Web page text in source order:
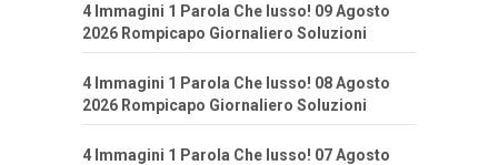
4 Immagini 1 Parola Che lusso! 09 Agosto
2026 Rompicapo Giornaliero Soluzioni
4 Immagini 1 Parola Che lusso! 08 Agosto
2026 Rompicapo Giornaliero Soluzioni
4 Immagini 1 Parola Che lusso! 07 Agosto